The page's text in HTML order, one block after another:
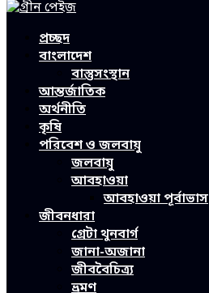
প্রচ্ছদ
বাংলাদেশ
বাস্তুসংস্থান
আন্তর্জাতিক
অর্থনীতি
কৃষি
পরিবেশ ও জলবায়ু
জলবায়ু
আবহাওয়া
আবহাওয়া পূর্বাভাস
জীবনধারা
গ্রেটা থুনবার্গ
জানা-অজানা
জীববৈচিত্র্য
ভ্রমণ